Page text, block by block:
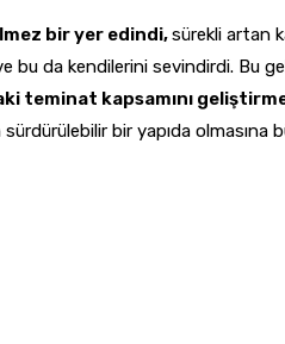
bir yer edindi,sürekli artan
da kendilerini sevindirdi. Bu
teminat kapsamını
sürdürülebilir bir yapıda